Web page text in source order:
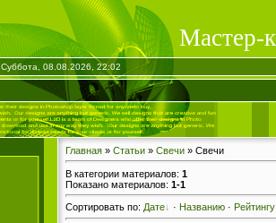
Мастер-
Суббота, 08.08.2026, 22:02
Главная » Статьи » Свечи » Свечи
В категории материалов: 1
Показано материалов: 1-1
Сортировать по: Дате · Названию · Рейтингу